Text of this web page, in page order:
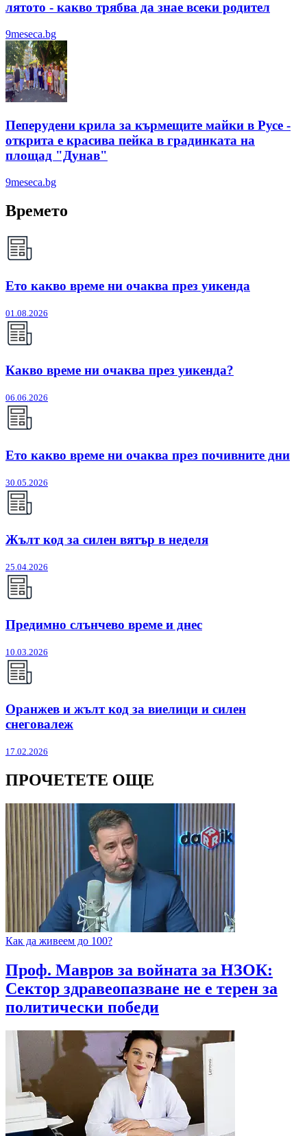
лятотo - какво трябва да знае всеки родител
9meseca.bg
Пеперудени крила за кърмещите майки в Русе -
открита е красива пейка в градинката на
площад "Дунав"
9meseca.bg
Времето
Ето какво време ни очаква през уикенда
01.08.2026
Какво време ни очаква през уикенда?
06.06.2026
Ето какво време ни очаква през почивните дни
30.05.2026
Жълт код за силен вятър в неделя
25.04.2026
Предимно слънчево време и днес
10.03.2026
Оранжев и жълт код за виелици и силен
снеговалеж
17.02.2026
ПРОЧЕТЕТЕ ОЩЕ
Как да живеем до 100?
Проф. Мавров за войната за НЗОК:
Сектор здравеопазване не е терен за
политически победи